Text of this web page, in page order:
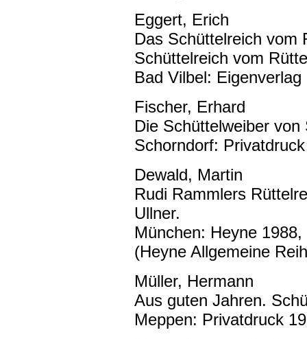
Eggert, Erich
Das Schüttelreich vom
Schüttelreich vom
Bad Vilbel:
Fischer, Erhard
Die Schüttelweiber
Schorndorf:
Dewald, Martin
Rudi Rammlers
Ullner.
München: Heyne
(Heyne Allgemeine
Müller, Hermann
Aus guten Jahren.
Meppen: Privatdruck